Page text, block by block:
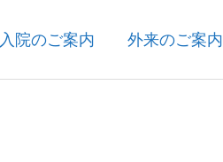
入院のご案内 外来のご案内